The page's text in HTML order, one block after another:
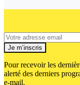
Je m’inscris
Pour recevoir les
alerté des derniers
e-mail.